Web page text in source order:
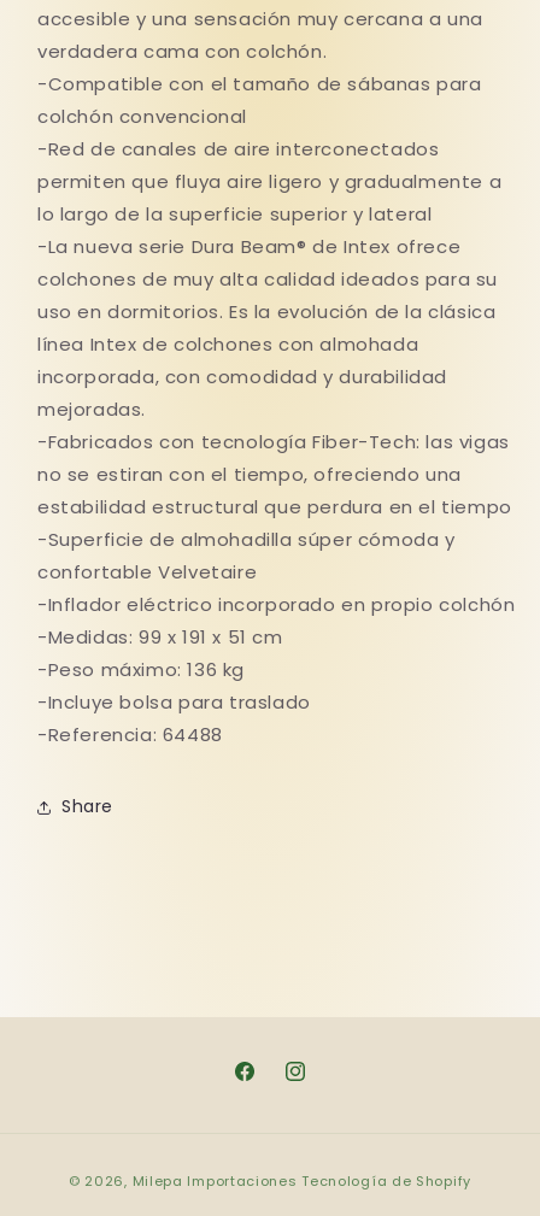
accesible y una sensación muy cercana a una
verdadera cama con colchón.
-Compatible con el tamaño de sábanas para
colchón convencional
-Red de canales de aire interconectados
permiten que fluya aire ligero y gradualmente a
lo largo de la superficie superior y lateral
-La nueva serie Dura Beam® de Intex ofrece
colchones de muy alta calidad ideados para su
uso en dormitorios. Es la evolución de la clásica
línea Intex de colchones con almohada
incorporada, con comodidad y durabilidad
mejoradas.
-Fabricados con tecnología Fiber-Tech: las vigas
no se estiran con el tiempo, ofreciendo una
estabilidad estructural que perdura en el tiempo
-Superficie de almohadilla súper cómoda y
confortable Velvetaire
-Inflador eléctrico incorporado en propio colchón
-Medidas: 99 x 191 x 51 cm
-Peso máximo: 136 kg
-Incluye bolsa para traslado
-Referencia: 64488
Share
FacebookInstagram
© 2026, Milepa Importaciones Tecnología de Shopify